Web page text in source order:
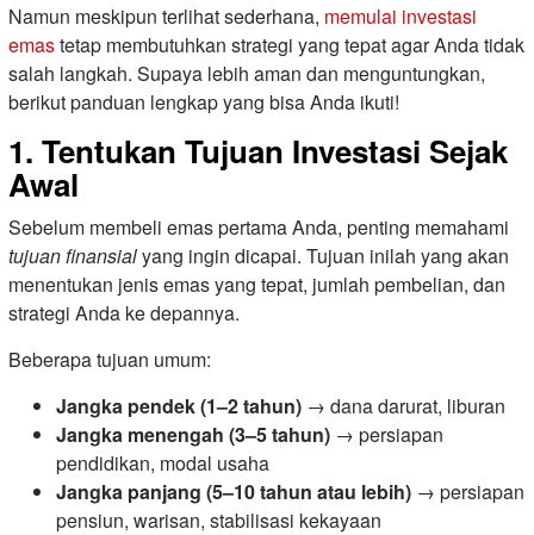
Namun meskipun terlihat sederhana, memulai investasi
emastetap membutuhkan strategi yang tepat agar Anda tidak
salah langkah. Supaya lebih aman dan menguntungkan,
berikut panduan lengkap yang bisa Anda ikuti!
1. Tentukan Tujuan Investasi Sejak
Awal
Sebelum membeli emas pertama Anda, penting memahami
tujuan finansialyang ingin dicapai. Tujuan inilah yang akan
menentukan jenis emas yang tepat, jumlah pembelian, dan
strategi Anda ke depannya.
Beberapa tujuan umum:
Jangka pendek (1–2 tahun) → dana darurat, liburan
Jangka menengah (3–5 tahun) → persiapan
pendidikan, modal usaha
Jangka panjang (5–10 tahun atau lebih) → persiapan
pensiun, warisan, stabilisasi kekayaan